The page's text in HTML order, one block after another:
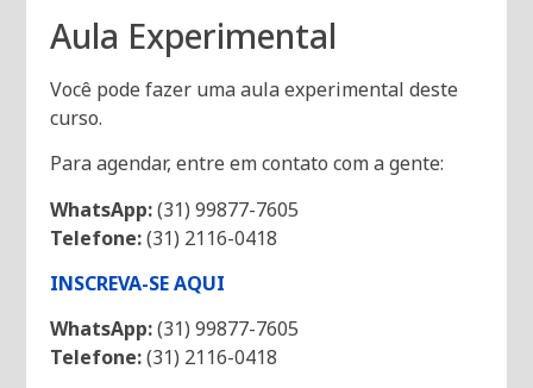
Aula Experimental
Você pode fazer uma aula experimental deste
curso.
Para agendar, entre em contato com a gente:
WhatsApp:(31) 99877-7605
Telefone:(31) 2116-0418
INSCREVA-SE AQUI
WhatsApp:(31) 99877-7605
Telefone:(31) 2116-0418